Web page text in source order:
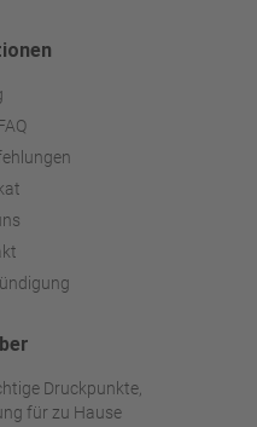
Druckpunkte,
für zu Hause